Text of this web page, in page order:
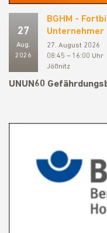
27
Aug.
2026
BGHM -
Unternehmer
27. August 2026
08:45 – 16:00 Uhr
Jößnitz
UNUN60